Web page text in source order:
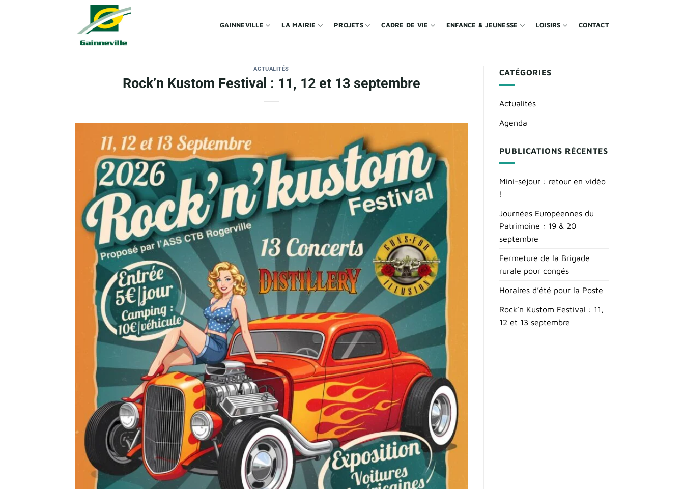
GAINNEVILLE LA MAIRIE PROJETS CADRE DE VIE ENFANCE & JEUNESSE LOISIRS CONTACT
ACTUALITÉS
Rock’n Kustom Festival : 11, 12 et 13 septembre
CATÉGORIES
Actualités
Agenda
PUBLICATIONS RÉCENTES
Mini-séjour : retour en vidéo
!
Journées Européennes du
Patrimoine : 19 & 20
septembre
Fermeture de la Brigade
rurale pour congés
Horaires d’été pour la Poste
Rock’n Kustom Festival : 11,
12 et 13 septembre